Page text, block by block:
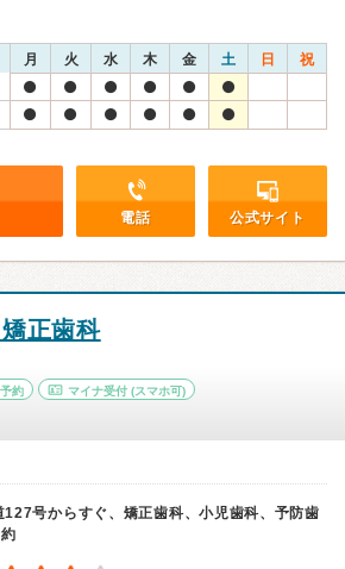
月 火 水 木 金 土 日 祝
電話 公式サイト
正歯科
約 マイナ受付 (スマホ可)
号からすぐ、矯正歯科、小児歯科、予防歯